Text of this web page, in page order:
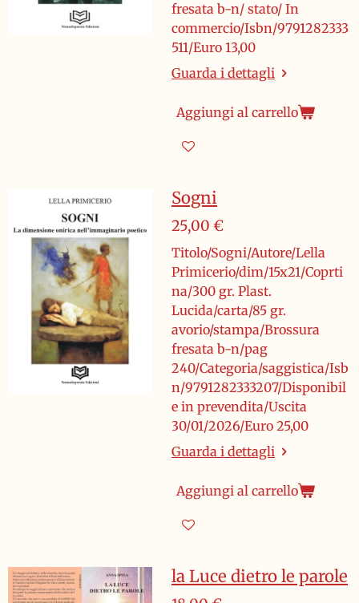
fresata b-n/ stato/ In
commercio/Isbn/9791282333
511/Euro 13,00
Guarda i dettagli
Aggiungi al carrello
Sogni
25,00 €
Titolo/Sogni/Autore/Lella
Primicerio/dim/15x21/Coprti
na/300 gr. Plast.
Lucida/carta/85 gr.
avorio/stampa/Brossura
fresata b-n/pag
240/Categoria/saggistica/Isb
n/9791282333207/Disponibil
e in prevendita/Uscita
30/01/2026/Euro 25,00
Guarda i dettagli
Aggiungi al carrello
la Luce dietro le parole